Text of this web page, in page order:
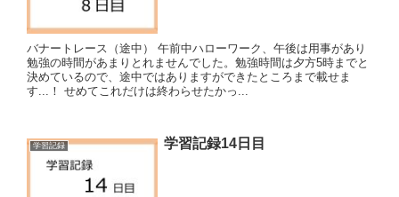
バナートレース（途中） 午前中ハローワーク、午後は用事があり
勉強の時間があまりとれませんでした。勉強時間は夕方5時までと
決めているので、途中ではありますができたところまで載せま
す...！ せめてこれだけは終わらせたかっ...
学習記録 学習記録14日目